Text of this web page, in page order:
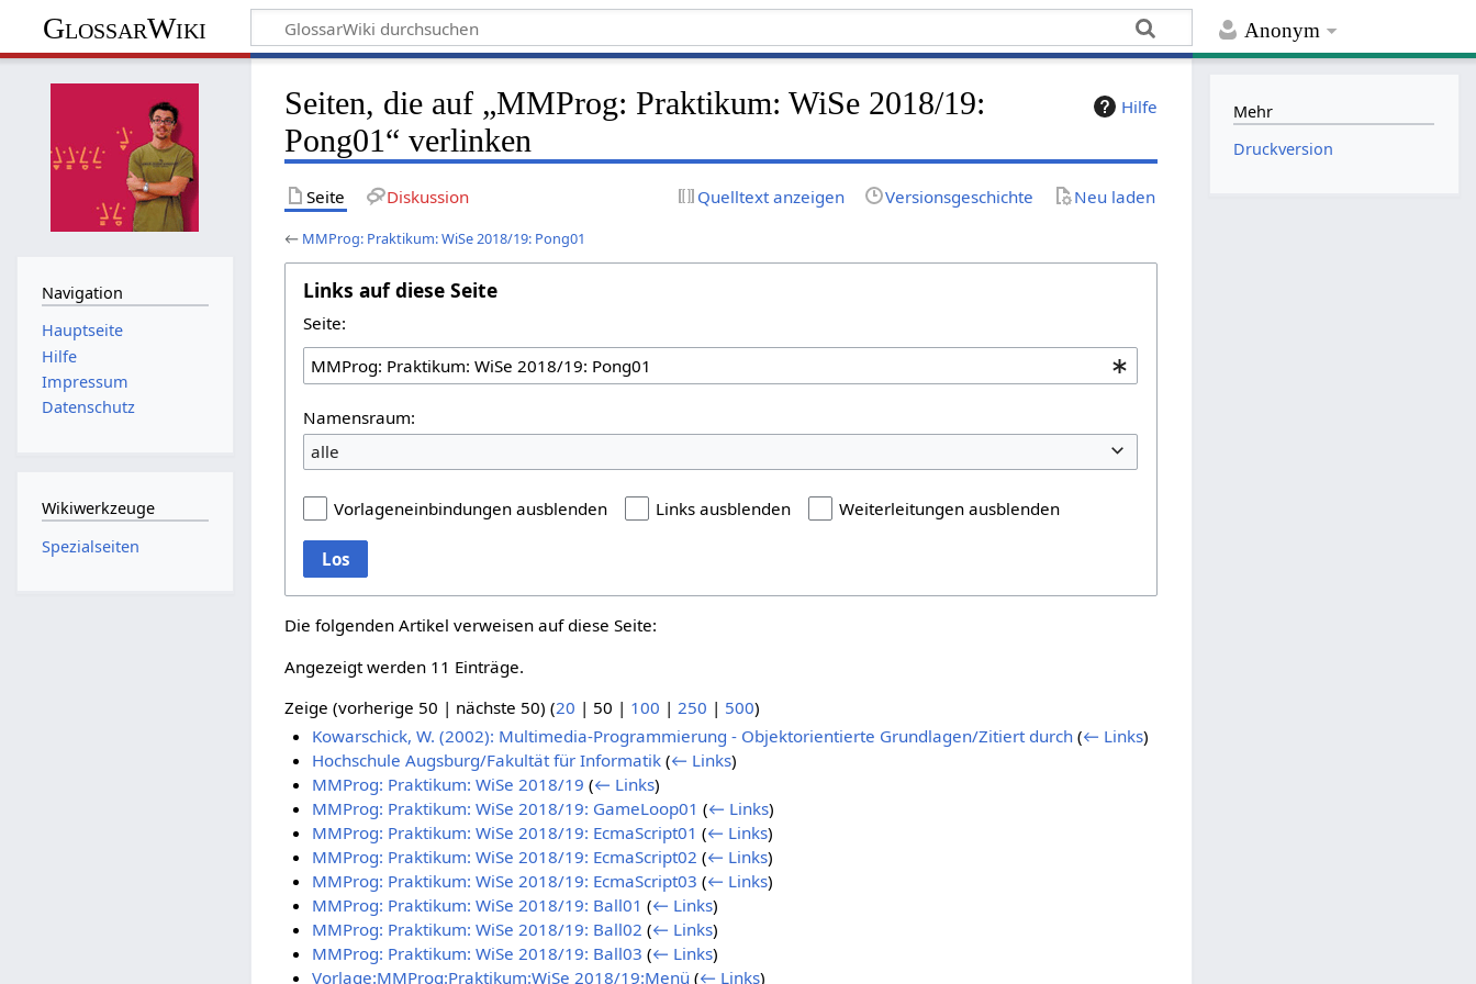
Anonym
GlossarWiki
Hilfe
Seiten, die auf „MMProg: Praktikum: WiSe 2018/19:
Pong01“ verlinken
Seite Diskussion Quelltext anzeigen Versionsgeschichte Neu laden
← MMProg: Praktikum: WiSe 2018/19: Pong01
Links auf diese Seite
Seite:
Namensraum:
alle
Vorlageneinbindungen ausblenden Links ausblenden Weiterleitungen ausblenden
Los
Die folgenden Artikel verweisen auf diese Seite:
Angezeigt werden 11 Einträge.
Zeige (vorherige 50 | nächste 50) (20 | 50 | 100 | 250 | 500)
Kowarschick, W. (2002): Multimedia-Programmierung - Objektorientierte Grundlagen/Zitiert durch (← Links)
Hochschule Augsburg/Fakultät für Informatik (← Links)
MMProg: Praktikum: WiSe 2018/19 (← Links)
MMProg: Praktikum: WiSe 2018/19: GameLoop01 (← Links)
MMProg: Praktikum: WiSe 2018/19: EcmaScript01 (← Links)
MMProg: Praktikum: WiSe 2018/19: EcmaScript02 (← Links)
MMProg: Praktikum: WiSe 2018/19: EcmaScript03 (← Links)
MMProg: Praktikum: WiSe 2018/19: Ball01 (← Links)
MMProg: Praktikum: WiSe 2018/19: Ball02 (← Links)
MMProg: Praktikum: WiSe 2018/19: Ball03 (← Links)
Vorlage:MMProg:Praktikum:WiSe 2018/19:Menü (← Links)
Navigation
Hauptseite
Hilfe
Impressum
Datenschutz
Wikiwerkzeuge
Spezialseiten
Mehr
Druckversion